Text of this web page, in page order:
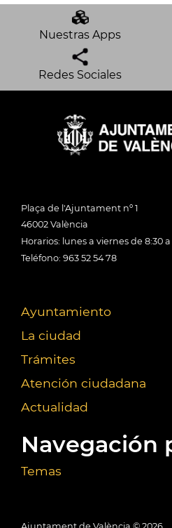
Nuestras Apps
Redes Sociales
Plaça de l'Ajuntament nº 1
46002 València
Horarios: lunes a viernes de 8:30
Teléfono: 963 52 54 78
Ayuntamiento
La ciudad
Trámites
Atención ciudadana
Actualidad
Navegación
Temas